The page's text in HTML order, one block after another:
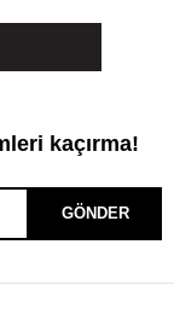
kaçırma!
GÖNDER